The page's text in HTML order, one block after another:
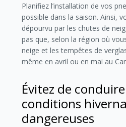
Planifiez l’installation de vos
possible dans la saison. Ainsi,
dépourvu par les chutes de
pas que, selon la région où
neige et les tempêtes de
même en avril ou en mai au
Évitez de
conditions
dangereuses